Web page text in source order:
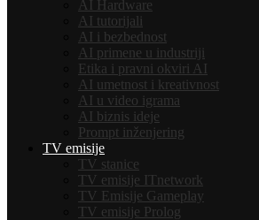
AI Hardware
AI tutorijali
AI i bezbednost
AI primene u industriji
Etika i pravni okviri AI
AI umetnost i kreativnost
AI u video igrama
AI biznis ideje
Prompt inženjering
TV emisije
TV stanice
TV emisije ITnetwork
TV Emisije Gameplay
TV emisije Prolog